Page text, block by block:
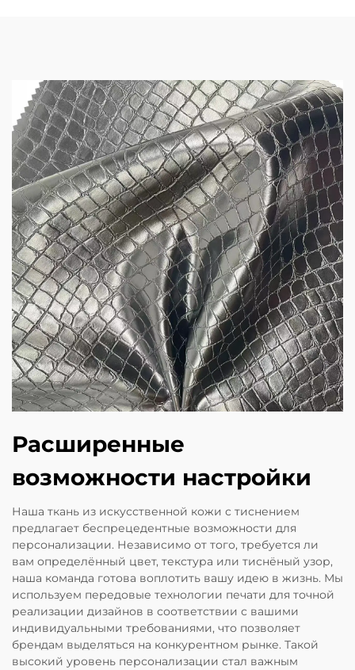
Расширенные
возможности настройки
Наша ткань из искусственной кожи с тиснением
предлагает беспрецедентные возможности для
персонализации. Независимо от того, требуется ли
вам определённый цвет, текстура или тиснёный узор,
наша команда готова воплотить вашу идею в жизнь. Мы
используем передовые технологии печати для точной
реализации дизайнов в соответствии с вашими
индивидуальными требованиями, что позволяет
брендам выделяться на конкурентном рынке. Такой
высокий уровень персонализации стал важным